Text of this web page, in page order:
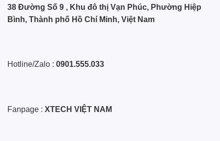
38 Đường Số 9 , Khu đô thị Vạn Phúc, Phường Hiệp
Bình, Thành phố Hồ Chí Minh, Việt Nam
Hotline/Zalo : 0901.555.033
Fanpage : XTECH VIỆT NAM